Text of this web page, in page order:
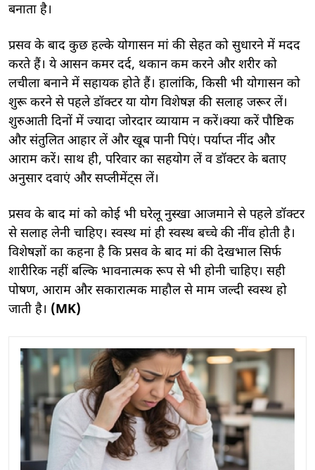
बनाता है।
प्रसव के बाद कुछ हल्के योगासन मां की सेहत को सुधारने में मदद
करते हैं। ये आसन कमर दर्द, थकान कम करने और शरीर को
लचीला बनाने में सहायक होते हैं। हालांकि, किसी भी योगासन को
शुरू करने से पहले डॉक्टर या योग विशेषज्ञ की सलाह जरूर लें।
शुरुआती दिनों में ज्यादा जोरदार व्यायाम न करें।क्या करें पौष्टिक
और संतुलित आहार लें और खूब पानी पिएं। पर्याप्त नींद और
आराम करें। साथ ही, परिवार का सहयोग लें व डॉक्टर के बताए
अनुसार दवाएं और सप्लीमेंट्स लें।
प्रसव के बाद मां को कोई भी घरेलू नुस्खा आजमाने से पहले डॉक्टर
से सलाह लेनी चाहिए। स्वस्थ मां ही स्वस्थ बच्चे की नींव होती है।
विशेषज्ञों का कहना है कि प्रसव के बाद मां की देखभाल सिर्फ
शारीरिक नहीं बल्कि भावनात्मक रूप से भी होनी चाहिए। सही
पोषण, आराम और सकारात्मक माहौल से माम जल्दी स्वस्थ हो
जाती है। (MK)